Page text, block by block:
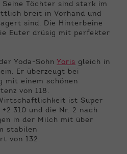
Seine Töchter sind stark im
breit in Vorhand und
sind. Die Hinterbeine
Euter drüsig mit perfekter
Yoda-Sohn Yoris gleich in
Er überzeugt bei
mit einem schönen
von 118.
ist Super
und die Nr. 2 nach
in der Milch mit über
stabilen
von 132.